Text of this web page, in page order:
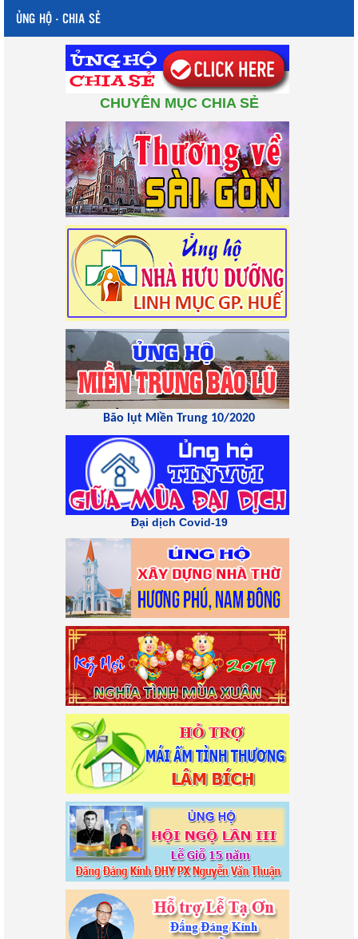
ỦNG HỘ - CHIA SẺ
CHUYÊN MỤC CHIA SẺ
Bão lụt Miền Trung 10/2020
Đại dịch Covid-19